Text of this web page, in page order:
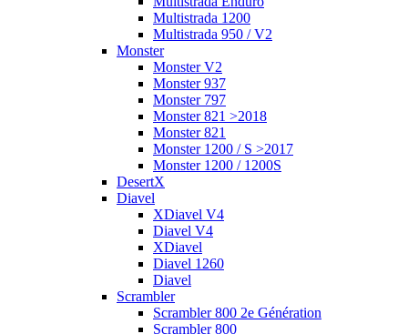
Multistrada 1200
Multistrada 950 / V2
Monster
Monster V2
Monster 937
Monster 797
Monster 821 >2018
Monster 821
Monster 1200 / S >2017
Monster 1200 / 1200S
DesertX
Diavel
XDiavel V4
Diavel V4
XDiavel
Diavel 1260
Diavel
Scrambler
Scrambler 800 2e Génération
Scrambler 800